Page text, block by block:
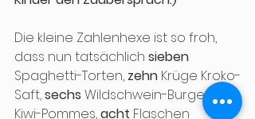
Die kleine Zahlenhexe ist so froh,
dass nun tatsächlich sieben
Spaghetti-Torten, zehn Krüge Kroko-
Saft, sechs Wildschwein-Burger mit
Kiwi-Pommes, acht Flaschen